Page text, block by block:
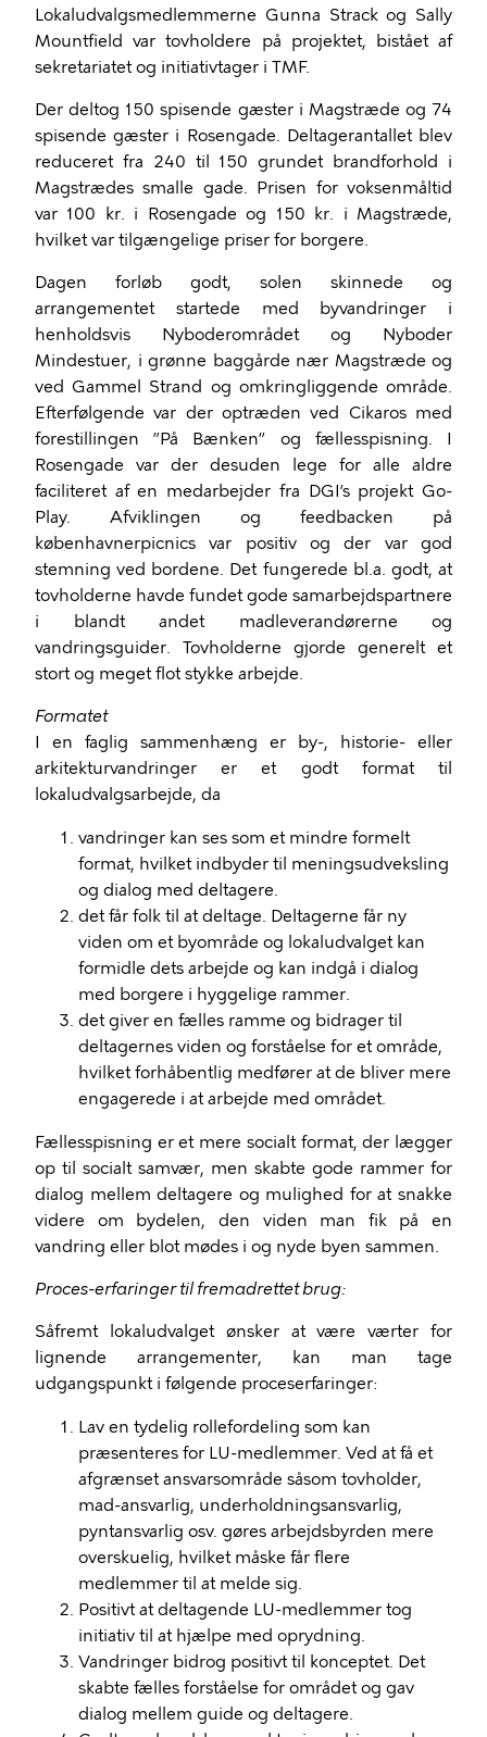
Lokaludvalgsmedlemmerne Gunna Strack og Sally
Mountfield var tovholdere på projektet, bistået af
sekretariatet og initiativtager i TMF.
Der deltog 150 spisende gæster i Magstræde og 74
spisende gæster i Rosengade. Deltagerantallet blev
reduceret fra 240 til 150 grundet brandforhold i
Magstrædes smalle gade. Prisen for voksenmåltid
var 100 kr. i Rosengade og 150 kr. i Magstræde,
hvilket var tilgængelige priser for borgere.
Dagen forløb godt, solen skinnede og
arrangementet startede med byvandringer i
henholdsvis Nyboderområdet og Nyboder
Mindestuer, i grønne baggårde nær Magstræde og
ved Gammel Strand og omkringliggende område.
Efterfølgende var der optræden ved Cikaros med
forestillingen ”På Bænken” og fællesspisning. I
Rosengade var der desuden lege for alle aldre
faciliteret af en medarbejder fra DGI’s projekt Go-
Play. Afviklingen og feedbacken på
københavnerpicnics var positiv og der var god
stemning ved bordene. Det fungerede bl.a. godt, at
tovholderne havde fundet gode samarbejdspartnere
i blandt andet madleverandørerne og
vandringsguider. Tovholderne gjorde generelt et
stort og meget flot stykke arbejde.
Formatet
I en faglig sammenhæng er by-, historie- eller
arkitekturvandringer er et godt format til
lokaludvalgsarbejde, da
vandringer kan ses som et mindre formelt
format, hvilket indbyder til meningsudveksling
og dialog med deltagere.
det får folk til at deltage. Deltagerne får ny
viden om et byområde og lokaludvalget kan
formidle dets arbejde og kan indgå i dialog
med borgere i hyggelige rammer.
det giver en fælles ramme og bidrager til
deltagernes viden og forståelse for et område,
hvilket forhåbentlig medfører at de bliver mere
engagerede i at arbejde med området.
Fællesspisning er et mere socialt format, der lægger
op til socialt samvær, men skabte gode rammer for
dialog mellem deltagere og mulighed for at snakke
videre om bydelen, den viden man fik på en
vandring eller blot mødes i og nyde byen sammen.
Proces-erfaringer til fremadrettet brug:
Såfremt lokaludvalget ønsker at være værter for
lignende arrangementer, kan man tage
udgangspunkt i følgende proceserfaringer:
Lav en tydelig rollefordeling som kan
præsenteres for LU-medlemmer. Ved at få et
afgrænset ansvarsområde såsom tovholder,
mad-ansvarlig, underholdningsansvarlig,
pyntansvarlig osv. gøres arbejdsbyrden mere
overskuelig, hvilket måske får flere
medlemmer til at melde sig.
Positivt at deltagende LU-medlemmer tog
initiativ til at hjælpe med oprydning.
Vandringer bidrog positivt til konceptet. Det
skabte fælles forståelse for området og gav
dialog mellem guide og deltagere.